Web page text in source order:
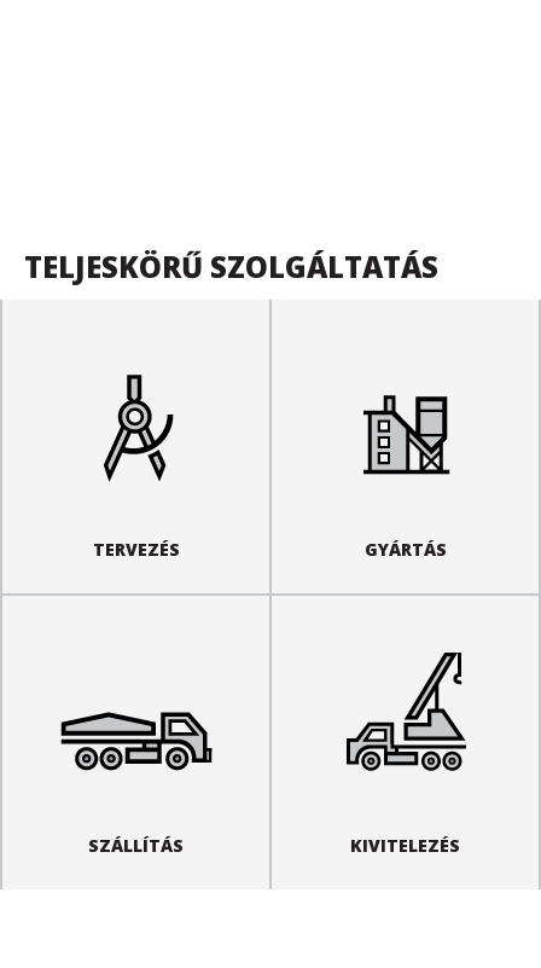
TELJESKÖRŰ SZOLGÁLTATÁS
TERVEZÉS GYÁRTÁS
SZÁLLÍTÁS KIVITELEZÉS